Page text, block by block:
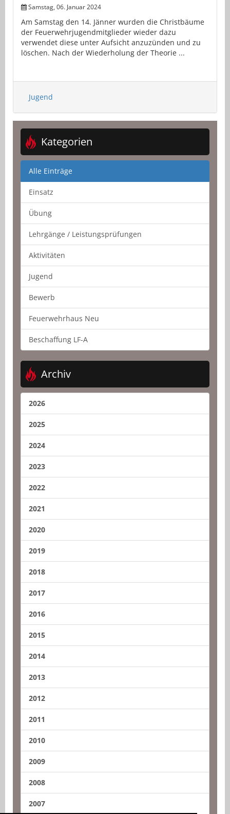
Samstag, 06. Januar 2024
Am Samstag den 14. Jänner wurden die Christbäume
der Feuerwehrjugendmitglieder wieder dazu
verwendet diese unter Aufsicht anzuzünden und zu
löschen. Nach der Wiederholung der Theorie ...
Jugend
Kategorien
Alle Einträge
Einsatz
Übung
Lehrgänge / Leistungsprüfungen
Aktivitäten
Jugend
Bewerb
Feuerwehrhaus Neu
Beschaffung LF-A
Archiv
2026
2025
2024
2023
2022
2021
2020
2019
2018
2017
2016
2015
2014
2013
2012
2011
2010
2009
2008
2007